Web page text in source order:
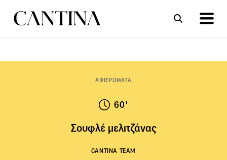
ΑΦΙΕΡΩΜΑΤΑ
60'
Σουφλέ μελιτζάνας
CANTINA TEAM